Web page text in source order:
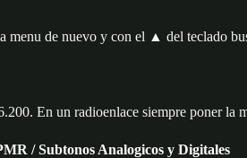
menu de nuevo y con el ▲ del teclado
En un radioenlace siempre
/ Subtonos Analogicos y Digitales